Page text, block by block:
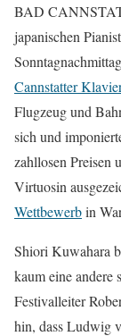
BAD
japanischen
Cannstatter
Flugzeug und
sich und
zahllosen Preisen
Virtuosin
Wettbewerbin
Shiori Kuwahara
kaum eine andere
Festivalleiter
hin, dass Ludwig